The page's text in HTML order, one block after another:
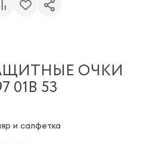
ОЧКИ
01B 53
и салфетка